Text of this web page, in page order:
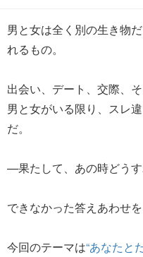
男と女は全く別の生き物
れるもの。
出会い、デート、交際、
男と女がいる限り、スレ
だ。
—果たして、あの時どう
できなかった答えあわせを
今回のテーマは“あなたと